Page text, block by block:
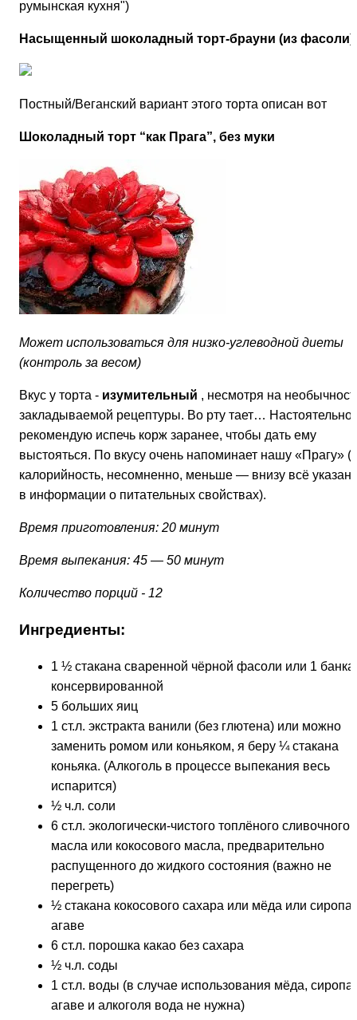
румынская кухня")
Насыщенный шоколадный торт-брауни (из фасоли)
Постный/Веганский вариант этого торта описан вот
Шоколадный торт “как Прага”, без муки
Может использоваться для низко-углеводной диеты
(контроль за весом)
Вкус у торта - изумительный , несмотря на
закладываемой рецептуры. Во рту тает… Настоятельно
рекомендую испечь корж заранее, чтобы дать ему
выстояться. По вкусу очень напоминает нашу «Прагу»
калорийность, несомненно, меньше — внизу всё
в информации о питательных свойствах).
Время приготовления: 20 минут
Время выпекания: 45 — 50 минут
Количество порций - 12
Ингредиенты:
1 ½ стакана сваренной чёрной фасоли или 1 банка
консервированной
5 больших яиц
1 ст.л. экстракта ванили (без глютена) или можно
заменить ромом или коньяком, я беру ¼ стакана
коньяка. (Алкоголь в процессе выпекания весь
испарится)
½ ч.л. соли
6 ст.л. экологически-чистого топлёного сливочного
масла или кокосового масла, предварительно
распущенного до жидкого состояния (важно не
перегреть)
½ стакана кокосового сахара или мёда или сиропа
агаве
6 ст.л. порошка какао без сахара
½ ч.л. соды
1 ст.л. воды (в случае использования мёда, сиропа
агаве и алкоголя вода не нужна)